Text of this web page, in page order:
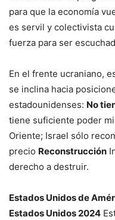
para que la economía
es servil y colectivista
fuerza para ser
En el frente ucraniano,
se inclina hacia
estadounidenses: No
tiene suficiente poder
Oriente; Israel sólo
precio Reconstrucción
derecho a destruir.
Estados Unidos de
Estados Unidos 2024